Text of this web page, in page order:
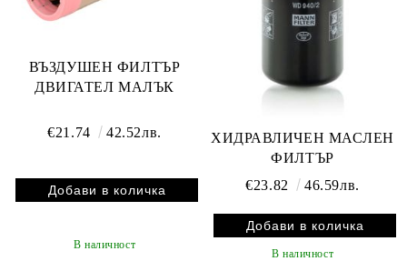
ВЪЗДУШЕН ФИЛТЪР
ДВИГАТЕЛ MАЛЪК
€21.74 42.52лв.
В наличност
ХИДРАВЛИЧЕН МАСЛЕН
ФИЛТЪР
€23.82
46.59лв.
В наличност